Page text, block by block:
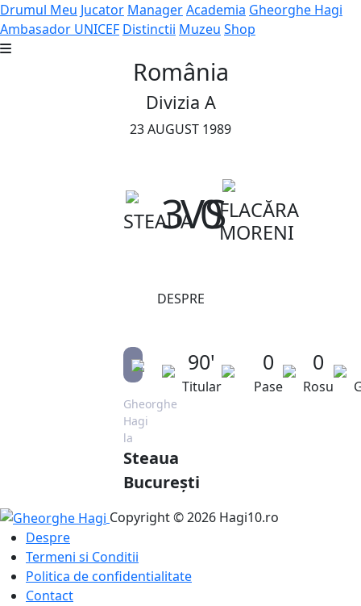
Drumul Meu Jucator ManagerAcademia Gheorghe Hagi
Ambasador UNICEF Distinctii Muzeu Shop
România
Divizia A
23 AUGUST 1989
STEAUA
3VS
0FLACĂRA
MORENI
DESPRE
Gheorghe
Hagi
la
Steaua
București
90'
Titular
0
Pase
0
Rosu
Copyright © 2026 Hagi10.ro
Despre
Termeni si Conditii
Politica de confidentialitate
Contact